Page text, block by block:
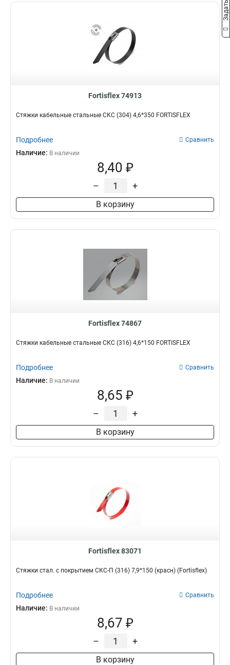
Fortisflex 74913
Стяжки кабельные стальные СКС (304) 4,6*350 FORTISFLEX
Подробнее Сравнить
Наличие: В наличии
8,40 ₽
– +
В корзину
Fortisflex 74867
Стяжки кабельные стальные СКС (316) 4,6*150 FORTISFLEX
Подробнее Сравнить
Наличие: В наличии
8,65 ₽
– +
В корзину
Fortisflex 83071
Стяжки стал. с покрытием СКС-П (316) 7,9*150 (красн) (Fortisflex)
Подробнее Сравнить
Наличие: В наличии
8,67 ₽
– +
В корзину